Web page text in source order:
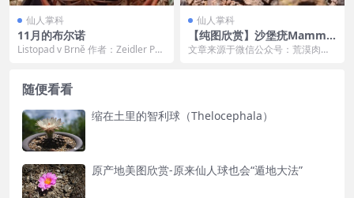
仙人掌科
11月的布尔诺
Listopad v Brně 作者：Zeidler Pet
仙人掌科
【纯图欣赏】沙堡疣Mammill
aria haudeana
文章来源于微信公众号：荒漠肉植
随便看看
缩在土里的智利球（Thelocephala）
原产地美图欣赏-原来仙人球也会“遁地大法”